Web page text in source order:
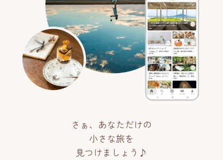
さぁ、あなただけの
小さな旅を
見つけましょう♪